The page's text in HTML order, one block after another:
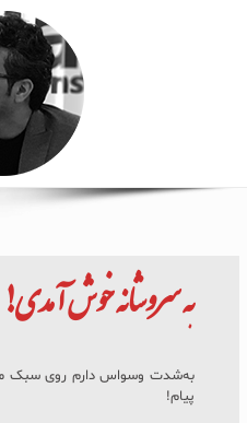
بهسروشانهخوش آمدی!
به‌شدت وسواس دارم روی سبک
پیام!